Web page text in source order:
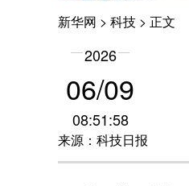
新华网 > 科技 > 正文
2026
06/09
08:51:58
来源：科技日报